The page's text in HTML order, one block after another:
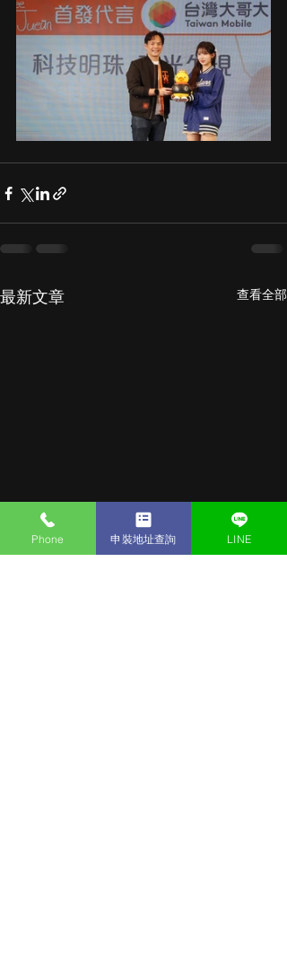
最新文章 查看全部
Phone 申裝地址查詢 LINE